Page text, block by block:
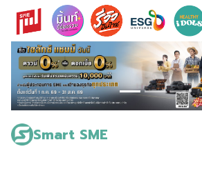
Skip
content
Smart SME
Search
for: